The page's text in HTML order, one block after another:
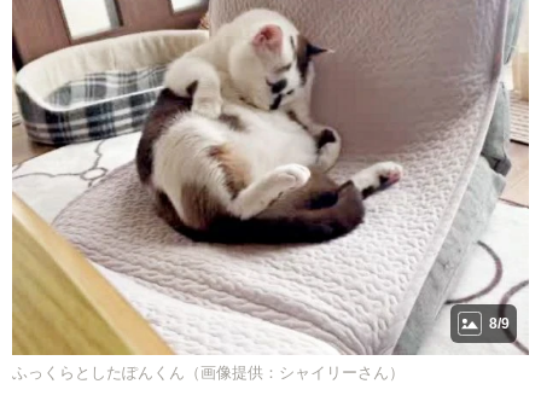
8/9
ふっくらとしたぽんくん（画像提供：シャイリーさん）